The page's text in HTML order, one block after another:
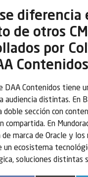
se diferencia
de otros
por
DAA Contenidos tiene
audiencia distintas. En
doble sección con
compartida. En
de marca de Oracle y
un ecosistema
soluciones distintas